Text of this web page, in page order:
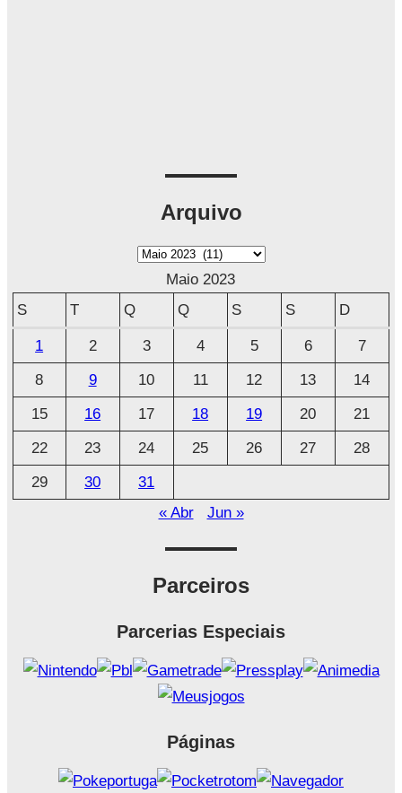
Arquivo
A
v
o
Maio 2023
S
T Q Q S S D
1 2 3 4 5 6
7
8
9 10 11 12 13
14
15
16 17 18 19 20
21
22
23 24 25 26 27
28
29
30
31
« Abr
Jun »
Parceiros
Parcerias Especiais
Páginas